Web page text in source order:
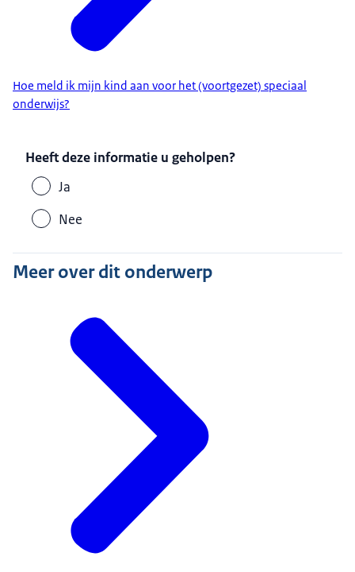
Hoe meld ik mijn kind aan voor het (voortgezet) speciaal
onderwijs?
Heeft deze informatie u geholpen?
Ja
Nee
Meer over dit onderwerp